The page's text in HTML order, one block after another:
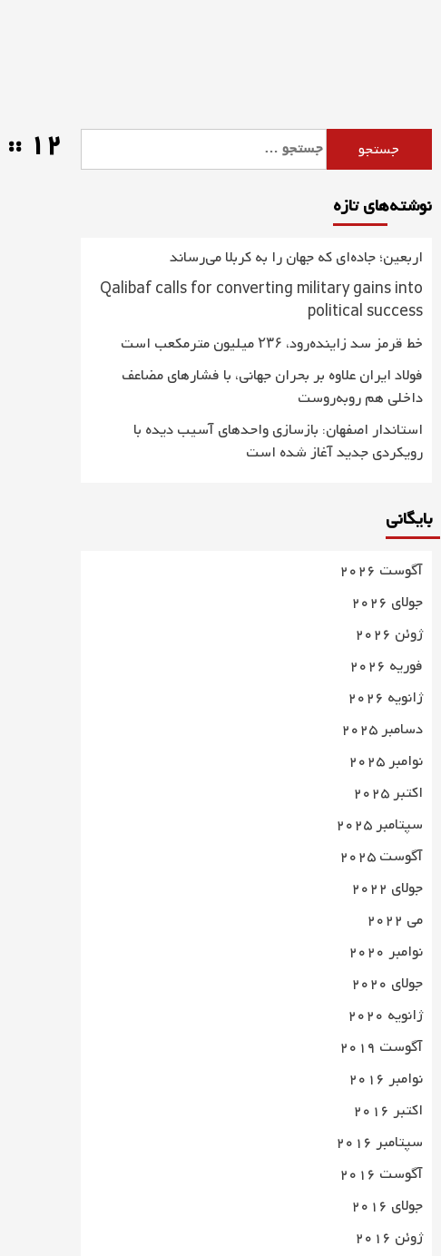
12 ::
برای:
نوشته‌های تازه
اربعین؛ جاده‌ای که جهان را به کربلا می‌رساند
Qalibaf calls for converting military gains into
political success
خط قرمز سد زاینده‌رود، ۲۳۶ میلیون مترمکعب است
فولاد ایران علاوه بر بحران جهانی، با فشارهای مضاعف
داخلی هم روبه‌روست
استاندار اصفهان: بازسازی واحدهای آسیب دیده با
رویکردی جدید آغاز شده است
بایگانی
آگوست 2026
جولای 2026
ژوئن 2026
فوریه 2026
ژانویه 2026
دسامبر 2025
نوامبر 2025
اکتبر 2025
سپتامبر 2025
آگوست 2025
جولای 2022
می 2022
نوامبر 2020
جولای 2020
ژانویه 2020
آگوست 2019
نوامبر 2016
اکتبر 2016
سپتامبر 2016
آگوست 2016
جولای 2016
ژوئن 2016